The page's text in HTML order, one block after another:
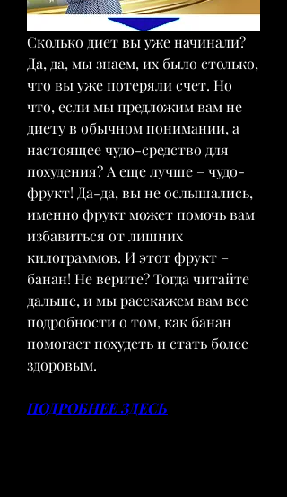
Сколько диет вы уже начинали?
Да, да, мы знаем, их было столько,
что вы уже потеряли счет. Но
что, если мы предложим вам не
диету в обычном понимании, а
настоящее чудо-средство для
похудения? А еще лучше – чудо-
фрукт! Да-да, вы не ослышались,
именно фрукт может помочь вам
избавиться от лишних
килограммов. И этот фрукт –
банан! Не верите? Тогда читайте
дальше, и мы расскажем вам все
подробности о том, как банан
помогает похудеть и стать более
здоровым.
ПОДРОБНЕЕ ЗДЕСЬ